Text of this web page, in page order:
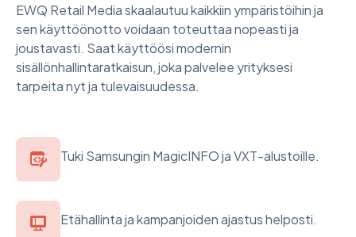
EWQ Retail Media skaalautuu kaikkiin ympäristöihin ja
sen käyttöönotto voidaan toteuttaa nopeasti ja
joustavasti. Saat käyttöösi modernin
sisällönhallintaratkaisun, joka palvelee yrityksesi
tarpeita nyt ja tulevaisuudessa.
Tuki Samsungin MagicINFO ja VXT-alustoille.
Etähallinta ja kampanjoiden ajastus helposti.